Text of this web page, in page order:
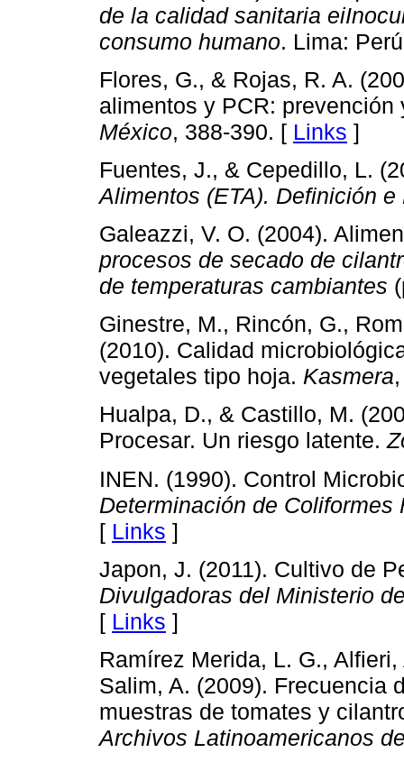
de la calidad sanitaria
consumo humano. Lima:
Flores, G., & Rojas, R. A.
alimentos y PCR:
México, 388-390. [ Links ]
Fuentes, J., & Cepedillo, L.
Alimentos (ETA). Definición e
Galeazzi, V. O. (2004).
procesos de secado de
de temperaturas cambiantes
Ginestre, M., Rincón, G.,
(2010). Calidad
vegetales tipo hoja. Kasmera
Hualpa, D., & Castillo, M.
Procesar. Un riesgo latente.
INEN. (1990). Control
Determinación de Coliformes
[ Links ]
Japon, J. (2011). Cultivo de
Divulgadoras del Ministerio
[ Links ]
Ramírez Merida, L. G.,
Salim, A. (2009). Frecuencia
muestras de tomates y
Archivos Latinoamericanos